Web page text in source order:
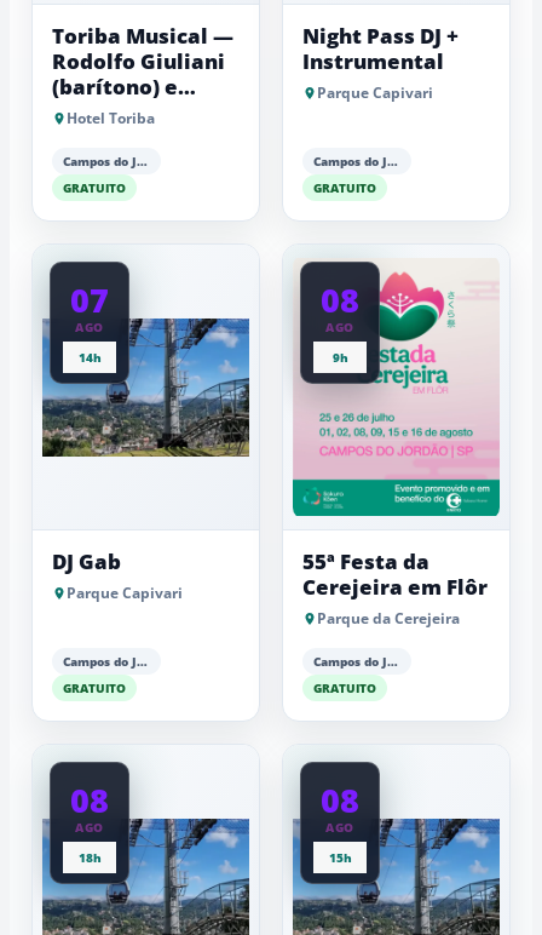
Toriba Musical —
Rodolfo Giuliani
(barítono) e
Antonio Luiz
Hotel Toriba
Campos do Jordão
GRATUITO
Night Pass DJ +
Instrumental
Parque Capivari
Campos do Jordão
GRATUITO
07
AGO
14h
DJ Gab
Parque Capivari
Campos do Jordão
GRATUITO
08
AGO
9h
55ª Festa da
Cerejeira em Flôr
Parque da Cerejeira
Campos do Jordão
GRATUITO
08
AGO
18h
08
AGO
15h